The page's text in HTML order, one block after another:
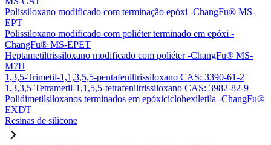
Polissiloxano modificado com terminação epóxi -ChangFu® MS-
EPT
Polissiloxano modificado com poliéter terminado em epóxi -
ChangFu® MS-EPET
Heptametiltrissiloxano modificado com poliéter -ChangFu® MS-
M7H
1,3,5-Trimetil-1,1,3,5,5-pentafeniltrissiloxano CAS: 3390-61-2
1,3,3,5-Tetrametil-1,1,5,5-tetrafeniltrissiloxano CAS: 3982-82-9
Polidimetilsiloxanos terminados em epóxiciclohexiletila -ChangFu®
EXDT
Resinas de silicone